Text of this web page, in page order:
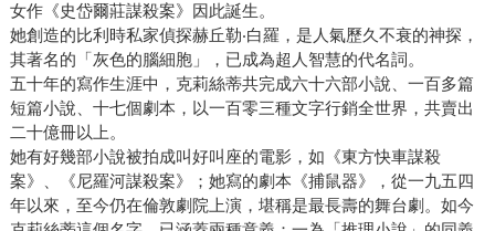
女作《史岱爾莊謀殺案》因此誕生。
她創造的比利時私家偵探赫丘勒‧白羅，是人氣歷久不衰的神探，
其著名的「灰色的腦細胞」，已成為超人智慧的代名詞。
五十年的寫作生涯中，克莉絲蒂共完成六十六部小說、一百多篇
短篇小說、十七個劇本，以一百零三種文字行銷全世界，共賣出
二十億冊以上。
她有好幾部小說被拍成叫好叫座的電影，如《東方快車謀殺
案》、《尼羅河謀殺案》；她寫的劇本《捕鼠器》，從一九五四
年以來，至今仍在倫敦劇院上演，堪稱是最長壽的舞台劇。如今